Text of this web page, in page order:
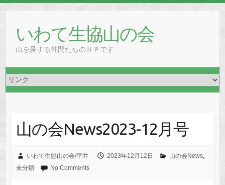
contentいわて生協山の会
山を愛する仲間たちのＨＰです
山の会News2023-12月号
いわて生協山の会/平井 2023年12月12日 山の会News,
未分類
No Comments